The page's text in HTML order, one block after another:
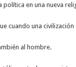
política en una nueva
cuando una civilización
al hombre.